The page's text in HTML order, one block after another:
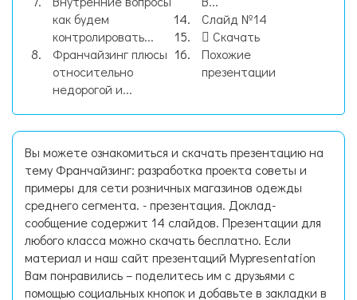
как будем
контролировать...
Франчайзинг плюсы
относительно
недорогой и...
Слайд №14
Скачать
Похожие
презентации
Вы можете ознакомиться и скачать презентацию на
тему Франчайзинг: разработка проекта советы и
примеры для сети розничных магазинов одежды
среднего сегмента. - презентация. Доклад-
сообщение содержит 14 слайдов. Презентации для
любого класса можно скачать бесплатно. Если
материал и наш сайт презентаций Mypresentation
Вам понравились – поделитесь им с друзьями с
помощью социальных кнопок и добавьте в закладки в